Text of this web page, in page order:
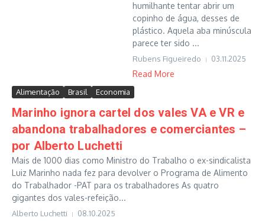
humilhante tentar abrir um
copinho de água, desses de
plástico. Aquela aba minúscula
parece ter sido ...
Rubens Figueiredo 03.11.2025
Read More
Alimentação Brasil Economia
Marinho ignora cartel dos vales VA e VR e
abandona trabalhadores e comerciantes –
por Alberto Luchetti
Mais de 1000 dias como Ministro do Trabalho o ex-sindicalista
Luiz Marinho nada fez para devolver o Programa de Alimento
do Trabalhador -PAT para os trabalhadores As quatro
gigantes dos vales-refeição...
Alberto Luchetti 08.10.2025